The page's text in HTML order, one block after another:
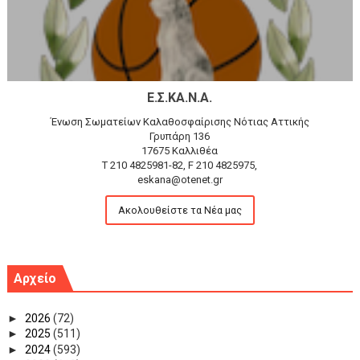
Ε.Σ.ΚΑ.Ν.Α.
Ένωση Σωματείων Καλαθοσφαίρισης Νότιας Αττικής
Γρυπάρη 136
17675 Καλλιθέα
T 210 4825981-82, F 210 4825975,
eskana@otenet.gr
Ακολουθείστε τα Νέα μας
Αρχείο
► 2026 (72)
► 2025 (511)
► 2024(593)